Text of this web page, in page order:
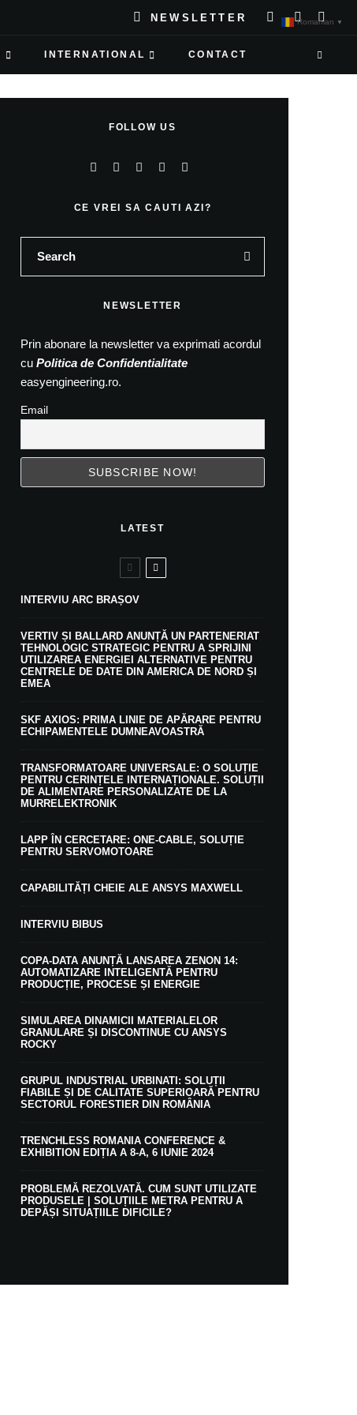
NEWSLETTER
INTERNATIONAL CONTACT
FOLLOW US
CE VREI SA CAUTI AZI?
NEWSLETTER
Prin abonare la newsletter va exprimati acordul
cu Politica de Confidentialitate
easyengineering.ro.
Email
LATEST
INTERVIU ARC BRAȘOV
VERTIV ȘI BALLARD ANUNȚĂ UN PARTENERIAT
TEHNOLOGIC STRATEGIC PENTRU A SPRIJINI
UTILIZAREA ENERGIEI ALTERNATIVE PENTRU
CENTRELE DE DATE DIN AMERICA DE NORD ȘI
EMEA
SKF AXIOS: PRIMA LINIE DE APĂRARE PENTRU
ECHIPAMENTELE DUMNEAVOASTRĂ
TRANSFORMATOARE UNIVERSALE: O SOLUȚIE
PENTRU CERINȚELE INTERNAȚIONALE. SOLUȚII
DE ALIMENTARE PERSONALIZATE DE LA
MURRELEKTRONIK
LAPP ÎN CERCETARE: ONE-CABLE, SOLUȚIE
PENTRU SERVOMOTOARE
CAPABILITĂȚI CHEIE ALE ANSYS MAXWELL
INTERVIU BIBUS
COPA-DATA ANUNȚĂ LANSAREA ZENON 14:
AUTOMATIZARE INTELIGENTĂ PENTRU
PRODUCȚIE, PROCESE ȘI ENERGIE
SIMULAREA DINAMICII MATERIALELOR
GRANULARE ȘI DISCONTINUE CU ANSYS
ROCKY
GRUPUL INDUSTRIAL URBINATI: SOLUȚII
FIABILE ȘI DE CALITATE SUPERIOARĂ PENTRU
SECTORUL FORESTIER DIN ROMÂNIA
TRENCHLESS ROMANIA CONFERENCE &
EXHIBITION EDIȚIA A 8-A, 6 IUNIE 2024
PROBLEMĂ REZOLVATĂ. CUM SUNT UTILIZATE
PRODUSELE | SOLUȚIILE METRA PENTRU A
DEPĂȘI SITUAȚIILE DIFICILE?
Romanian ▼